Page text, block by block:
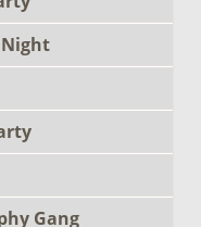
Gang